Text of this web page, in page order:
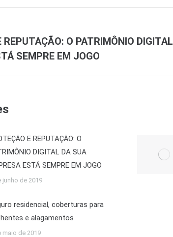
REPUTAÇÃO: O PATRIMÔNIO
SEMPRE EM JOGO
E REPUTAÇÃO: O
DIGITAL DA SUA
ESTÁ SEMPRE EM JOGO
junho de 2019
residencial, coberturas para
e alagamentos
maio de 2019